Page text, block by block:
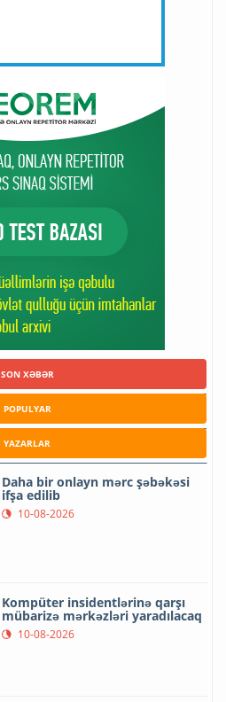
SON XƏBƏR
POPULYAR
YAZARLAR
Daha bir onlayn mərc şəbəkəsi
ifşa edilib
10-08-2026
Kompüter insidentlərinə qarşı
mübarizə mərkəzləri yaradılacaq
10-08-2026